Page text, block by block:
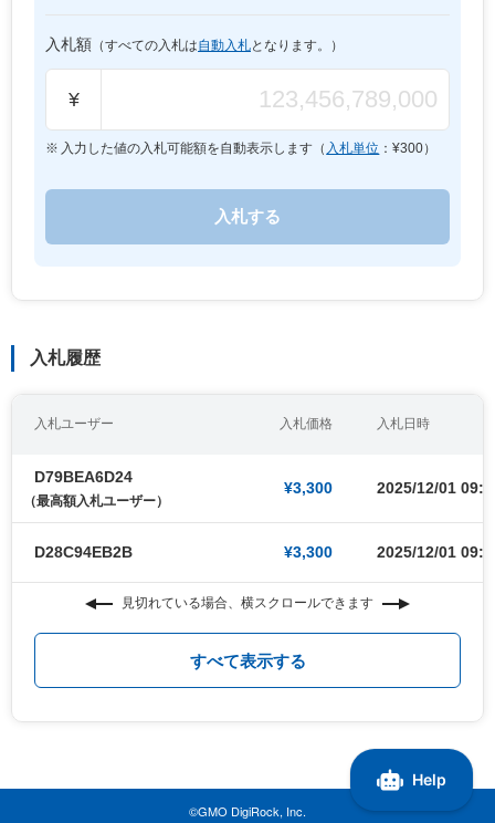
入札額 （すべての入札は自動入札となります。）
¥
入力した値の入札可能額を自動表示します（ 入札単位 ：¥300）
入札履歴
入札ユーザー 入札価格 入札日時
D79BEA6D24
（最高額入札ユーザー）
¥3,300 2025/12/01
D28C94EB2B ¥3,300 2025/12/01
見切れている場合、横スクロールできます
すべて表示する
©GMO DigiRock, Inc.